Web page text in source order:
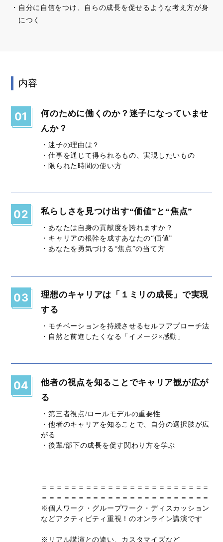
自分に自信をつけ、自らの成長を促せるような考え方が身
につく
内容
01
何のために働くのか？迷子になっていませ
んか？
・迷子の理由は？
・仕事を通じて得られるもの、実現したいもの
・限られた時間の使い方
02 私らしさを見つけ出す“価値”と“焦点”
・あなたは自身の貢献度を誇れますか？
・キャリアの根幹を成すあなたの“価値”
・あなたを勇気づける“焦点”の当て方
03
理想のキャリアは「１ミリの成長」で実現
する
・モチベーションを持続させるセルフアプローチ法
・自然と前進したくなる「イメージ×感動」
04
他者の視点を知ることでキャリア観が広が
る
・第三者視点/ロールモデルの重要性
・他者のキャリアを知ることで、自分の選択肢が広
がる
・後輩/部下の成長を促す関わり方を学ぶ
＝＝＝＝＝＝＝＝＝＝＝＝＝＝＝＝＝＝＝＝＝＝＝
＝＝＝＝＝＝＝＝＝＝＝＝＝＝＝＝＝＝＝＝＝＝＝
※個人ワーク・グループワーク・ディスカッション
などアクティビティ重視！のオンライン講演です
※リアル講演との違い、カスタマイズなど